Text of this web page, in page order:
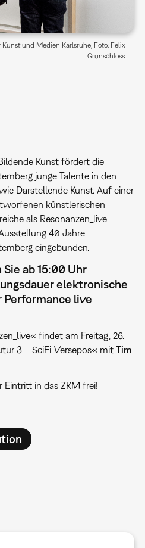
und Medien Karlsruhe, Foto: Felix
Grünschloss
Kunst fördert die
junge Talente in den
Darstellende Kunst. Auf einer
künstlerischen
als Resonanzen_live
40 Jahre
eingebunden.
ab 15:00 Uhr
elektronische
Performance live
findet am Freitag, 26.
3 – SciFi-Versepos« mit Tim
Eintritt in das ZKM frei!